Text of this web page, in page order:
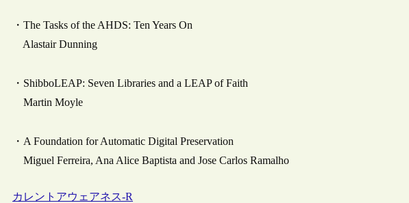
・The Tasks of the AHDS: Ten Years On
Alastair Dunning
・ShibboLEAP: Seven Libraries and a LEAP of Faith
Martin Moyle
・A Foundation for Automatic Digital Preservation
Miguel Ferreira, Ana Alice Baptista and Jose Carlos Ramalho
カレントアウェアネス-R